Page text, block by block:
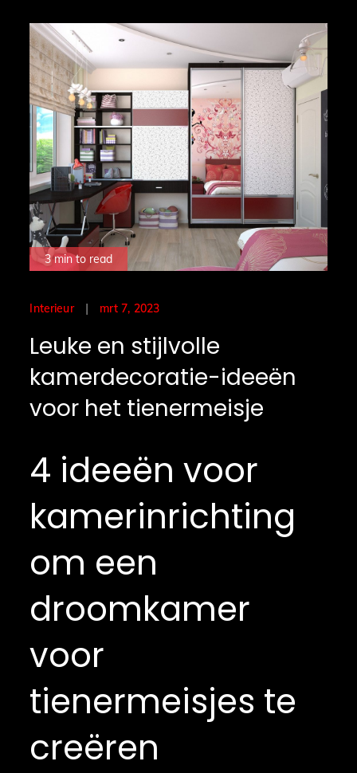
3 min to read
Interieur
Posted
mrt 7, 2023
Leuke en stijlvolle
kamerdecoratie-ideeën
voor het tienermeisje
4 ideeën voor
kamerinrichting
om een
droomkamer
voor
tienermeisjes te
creëren